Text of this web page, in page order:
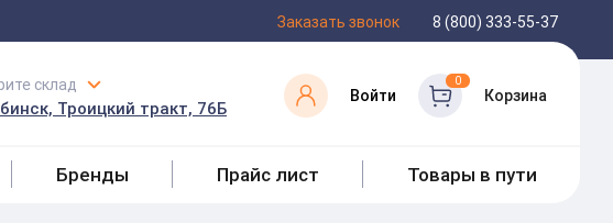
Заказать звонок 8 (800) 333-55-37
склад
Троицкий тракт, 76Б
Войти
0
Корзина
Бренды Прайс лист Товары в пути